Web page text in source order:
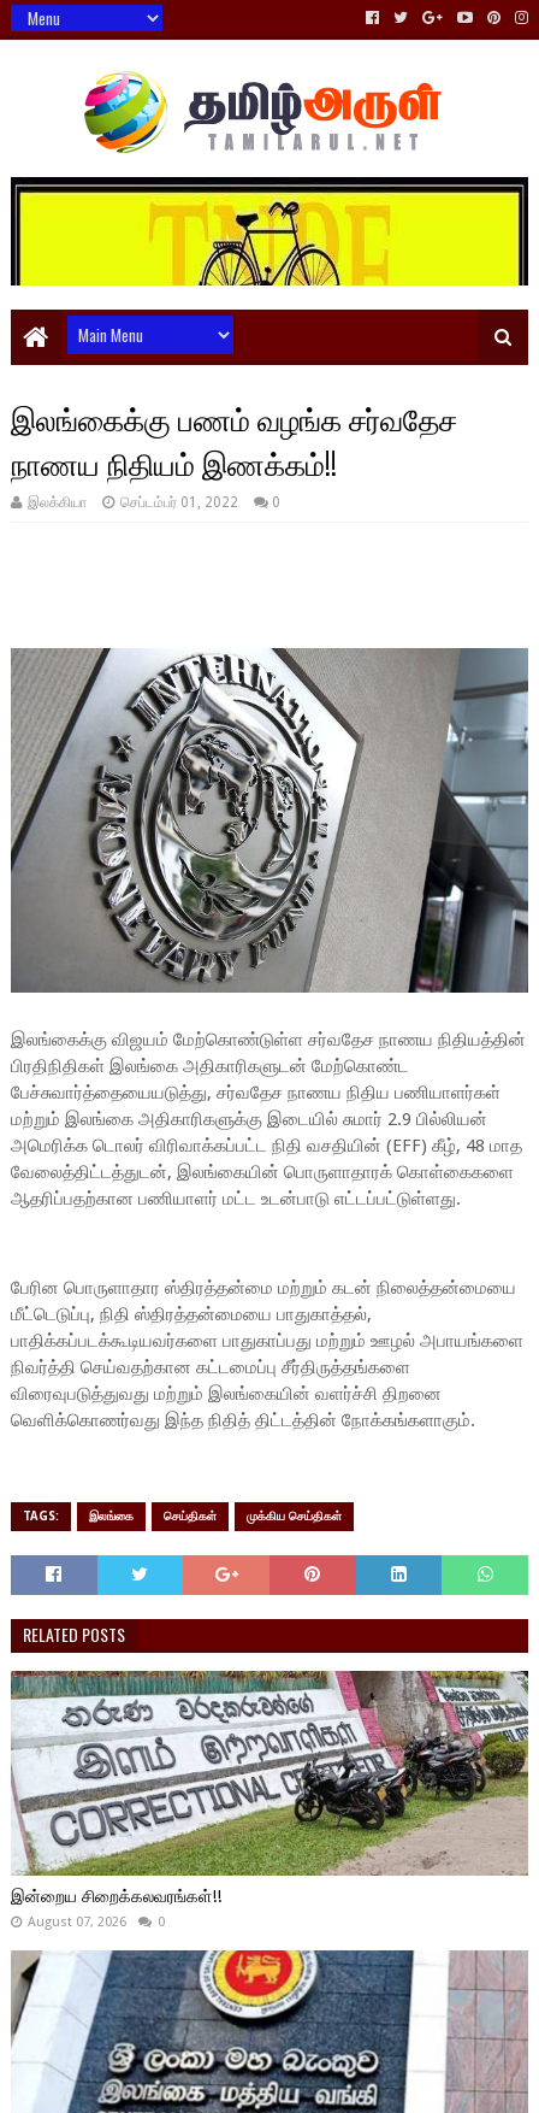
இலங்கைக்கு பணம் வழங்க சர்வதேச
நாணய நிதியம் இணக்கம்!!
இலக்கியா செப்டம்பர் 01, 2022 0
இலங்கைக்கு விஜயம் மேற்கொண்டுள்ள சர்வதேச நாணய நிதியத்தின்
பிரதிநிதிகள் இலங்கை அதிகாரிகளுடன் மேற்கொண்ட
பேச்சுவார்த்தையையடுத்து, சர்வதேச நாணய நிதிய பணியாளர்கள்
மற்றும் இலங்கை அதிகாரிகளுக்கு இடையில் சுமார் 2.9 பில்லியன்
அமெரிக்க டொலர் விரிவாக்கப்பட்ட நிதி வசதியின் (EFF) கீழ், 48 மாத
வேலைத்திட்டத்துடன், இலங்கையின் பொருளாதாரக் கொள்கைகளை
ஆதரிப்பதற்கான பணியாளர் மட்ட உடன்பாடு எட்டப்பட்டுள்ளது.
பேரின பொருளாதார ஸ்திரத்தன்மை மற்றும் கடன் நிலைத்தன்மையை
மீட்டெடுப்பு, நிதி ஸ்திரத்தன்மையை பாதுகாத்தல்,
பாதிக்கப்படக்கூடியவர்களை பாதுகாப்பது மற்றும் ஊழல் அபாயங்களை
நிவர்த்தி செய்வதற்கான கட்டமைப்பு சீர்திருத்தங்களை
விரைவுபடுத்துவது மற்றும் இலங்கையின் வளர்ச்சி திறனை
வெளிக்கொணர்வது இந்த நிதித் திட்டத்தின் நோக்கங்களாகும்.
TAGS: இலங்கை செய்திகள் முக்கிய செய்திகள்
RELATED POSTS
இன்றைய சிறைக்கலவரங்கள்!!
August 07, 2026 0